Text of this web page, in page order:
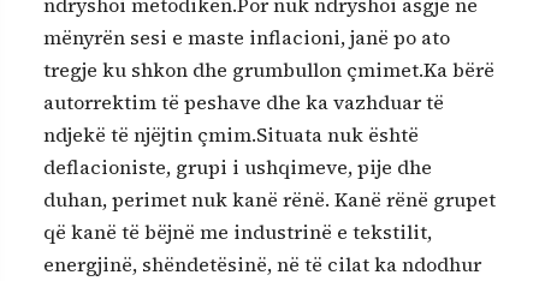
mënyrën sesi e maste inflacioni, janë po ato
tregje ku shkon dhe grumbullon çmimet.Ka bërë
autorrektim të peshave dhe ka vazhduar të
ndjekë të njëjtin çmim.Situata nuk është
deflacioniste, grupi i ushqimeve, pije dhe
duhan, perimet nuk kanë rënë. Kanë rënë grupet
që kanë të bëjnë me industrinë e tekstilit,
energjinë, shëndetësinë, në të cilat ka ndodhur